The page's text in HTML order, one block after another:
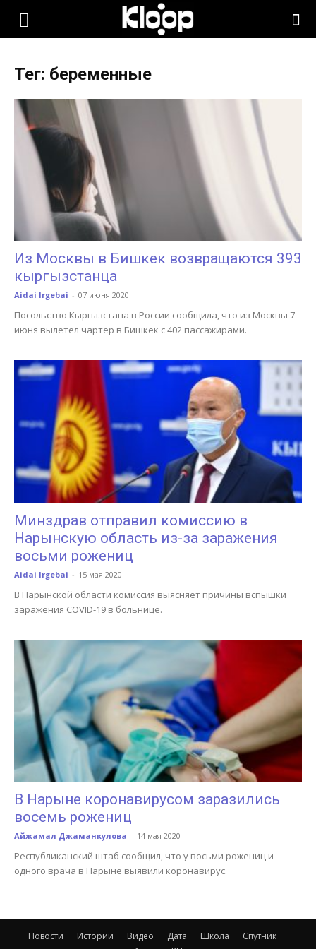
KLOOP.KG
Новости
Кыргызстана
Тег: беременные
Из Москвы в Бишкек возвращаются 393
кыргызстанца
Aidai Irgebai - 07 июня 2020
Посольство Кыргызстана в России сообщила, что из Москвы 7
июня вылетел чартер в Бишкек с 402 пассажирами.
Минздрав отправил комиссию в
Нарынскую область из-за заражения
восьми рожениц
Aidai Irgebai - 15 мая 2020
В Нарынской области комиссия выясняет причины вспышки
заражения COVID-19 в больнице.
В Нарыне коронавирусом заразились
восемь рожениц
Айжамал Джаманкулова - 14 мая 2020
Республиканский штаб сообщил, что у восьми рожениц и
одного врача в Нарыне выявили коронавирус.
Новости Истории Видео Дата Школа
Спутник